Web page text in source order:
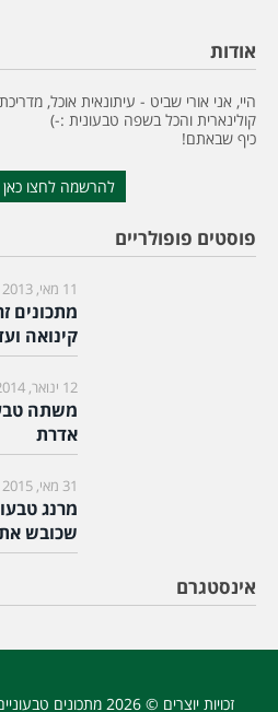
אודות
היי, אני אורי שביט - עיתונאית אוכל,
קולינארית והכל בשפה טבעונית :-)
כיף שבאתם!
להרשמה לחצו כאן
פוסטים פופולריים
11 מאי, 2013
מתכונים
קינואה
12 ינואר, 2014
משתה
אדרת
31 מאי, 2015
מרנג
שכובש
אינסטגרם
זכויות יוצרים © 2026 מתכונים